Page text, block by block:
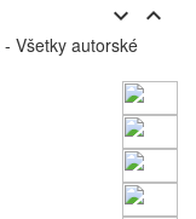
 
- Všetky autorské